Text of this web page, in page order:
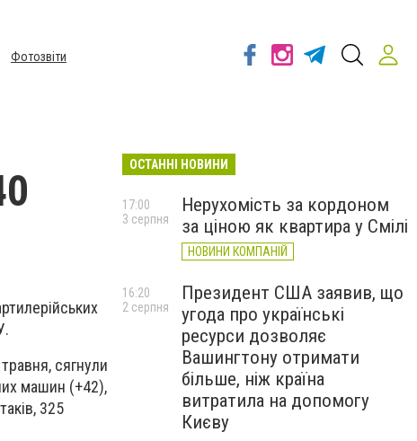
Фотозвіти
сягнули
машин (+42),
325
ОСТАННІ НОВИНИ
Нерухомість за кордоном
за ціною як квартира у Смілі
НОВИНИ КОМПАНІЙ
17:00
3 серпня
Президент США заявив, що
угода про українські
ресурси дозволяє
Вашингтону отримати
більше, ніж країна
витратила на допомогу
Києву
16:20
2 серпня